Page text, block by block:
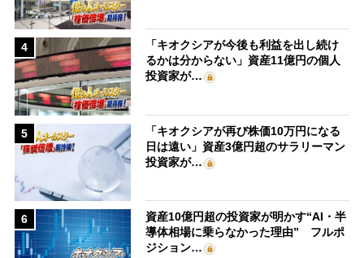
4
「キオクシアが今後も利益を出し続け
るかは分からない」資産11億円の個人
投資家が…
5
「キオクシアが再び株価10万円になる
日は遠い」資産3億円超のサラリーマン
投資家が…
6
資産10億円超の投資家が明かす“AI・半
導体相場に乗らなかった理由” フルポ
ジション…